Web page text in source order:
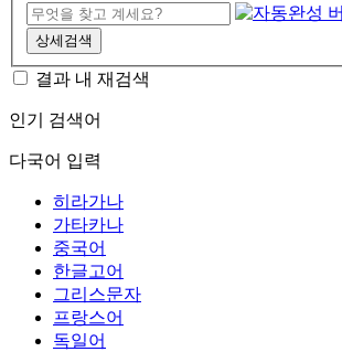
상세검색
결과 내 재검색
인기 검색어
다국어 입력
히라가나
가타카나
중국어
한글고어
그리스문자
프랑스어
독일어